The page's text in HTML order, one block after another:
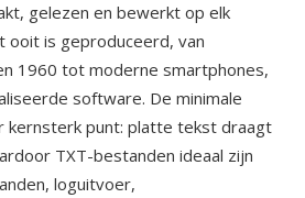
gelezen en bewerkt op elk
ooit is geproduceerd, van
1960 tot moderne smartphones,
software. De minimale
kernsterk punt: platte tekst draagt
TXT-bestanden ideaal zijn
loguitvoer,